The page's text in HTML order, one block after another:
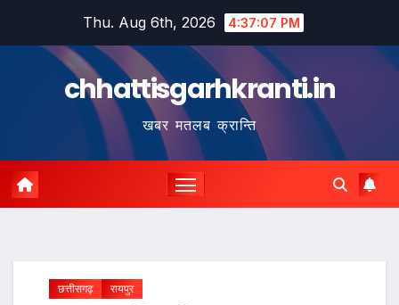
Thu. Aug 6th, 2026 4:37:08 PM
chhattisgarhkranti.in
खबर मतलब क्रान्ति
छत्तीसगढ़ रायपुर